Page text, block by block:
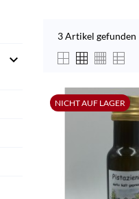

3 Artikel gefunden
NICHT AUF LAGER